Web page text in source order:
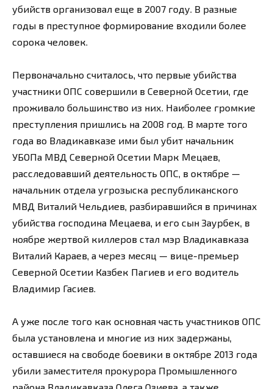
убийств организовал еще в 2007 году. В разные
годы в преступное формирование входили более
сорока человек.
Первоначально считалось, что первые убийства
участники ОПС совершили в Северной Осетии, где
проживало большинство из них. Наиболее громкие
преступления пришлись на 2008 год. В марте того
года во Владикавказе ими был убит начальник
УБОПа МВД Северной Осетии Марк Мецаев,
расследовавший деятельность ОПС, в октябре —
начальник отдела угрозыска республиканского
МВД Виталий Чельдиев, разбиравшийся в причинах
убийства господина Мецаева, и его сын Заурбек, в
ноябре жертвой киллеров стал мэр Владикавказа
Виталий Караев, а через месяц — вице-премьер
Северной Осетии Казбек Пагиев и его водитель
Владимир Гасиев.
А уже после того как основная часть участников ОПС
была установлена и многие из них задержаны,
оставшиеся на свободе боевики в октябре 2013 года
убили заместителя прокурора Промышленного